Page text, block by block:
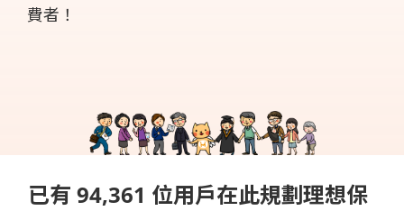
費者！
已有 94,361 位用戶在此規劃理想保